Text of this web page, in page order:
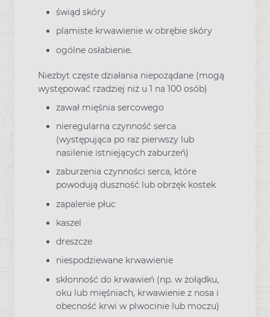
świąd skóry
plamiste krwawienie w obrębie skóry
ogólne osłabienie.
Niezbyt częste działania niepożądane (mogą
występować rzadziej niż u 1 na 100 osób)
zawał mięśnia sercowego
nieregularna czynność serca
(występująca po raz pierwszy lub
nasilenie istniejących zaburzeń)
zaburzenia czynności serca, które
powodują duszność lub obrzęk kostek
zapalenie płuc
kaszel
dreszcze
niespodziewane krwawienie
skłonność do krwawień (np. w żołądku,
oku lub mięśniach, krwawienie z nosa i
obecność krwi w plwocinie lub moczu)